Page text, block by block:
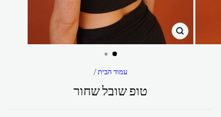
סגור
עמוד הבית/
טופ שובל שחור